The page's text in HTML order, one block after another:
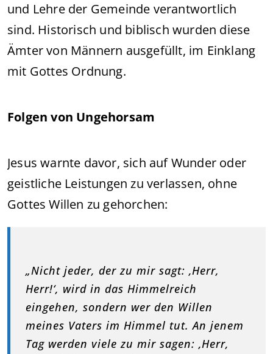
und Lehre der Gemeinde verantwortlich
sind. Historisch und biblisch wurden diese
Ämter von Männern ausgefüllt, im Einklang
mit Gottes Ordnung.
Folgen von Ungehorsam
Jesus warnte davor, sich auf Wunder oder
geistliche Leistungen zu verlassen, ohne
Gottes Willen zu gehorchen:
„Nicht jeder, der zu mir sagt: ‚Herr,
Herr!‘, wird in das Himmelreich
eingehen, sondern wer den Willen
meines Vaters im Himmel tut. An jenem
Tag werden viele zu mir sagen: ‚Herr,